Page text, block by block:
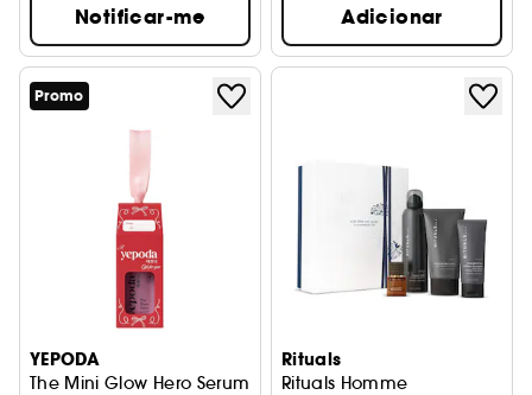
Notificar-me Adicionar
Promo
YEPODA
The Mini Glow Hero Serum
Rituals
Rituals Homme